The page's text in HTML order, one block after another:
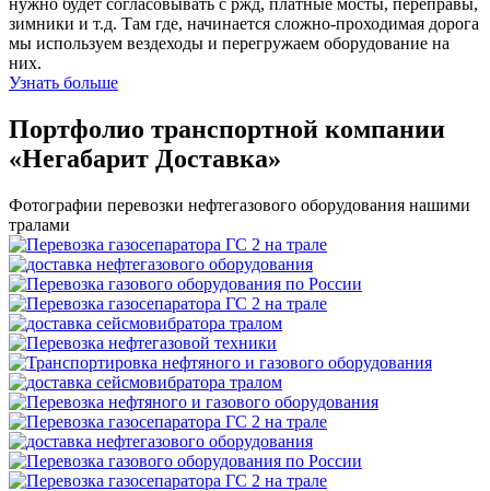
нужно будет согласовывать с ржд, платные мосты, переправы,
зимники и т.д. Там где, начинается сложно-проходимая дорога
мы используем вездеходы и перегружаем оборудование на
них.
Узнать больше
Портфолио транспортной компании
«Негабарит Доставка»
Фотографии перевозки нефтегазового оборудования нашими
тралами